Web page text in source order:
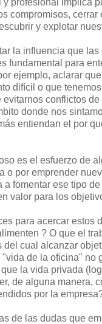
compromisos, cerrar
y explotar
la influencia que
fundamental para
ejemplo, aclarar
difícil o que
evitarnos conflictos
donde nos
entiendan el por
es el esfuerzo de
o por emprender
a fomentar ese tipo
valor para los
para acercar estos
? O que el
del cual alcanzar
de la oficina" no
la vida privada
de alguna manera,
por la
de las dudas que